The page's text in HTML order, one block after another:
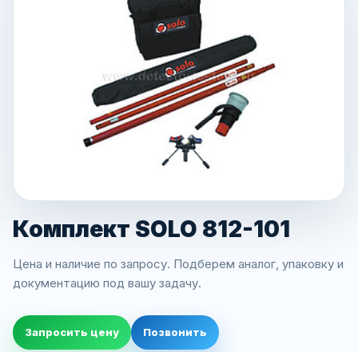
Комплект SOLO 812-101
Цена и наличие по запросу. Подберем аналог, упаковку и
документацию под вашу задачу.
Запросить цену Позвонить